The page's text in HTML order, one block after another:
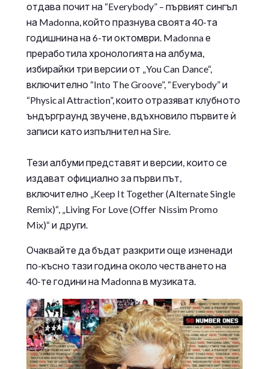
отдава почит на “Everybody” – първият сингъл
на Madonna, който празнува своята 40-та
годишнина на 6-ти октомври. Madonna е
преработила хронологията на албума,
избирайки три версии от „You Can Dance“,
включително “Into The Groove”, “Everybody” и
“Physical Attraction”, които отразяват клубното
ъндърграунд звучене, вдъхновило първите ѝ
записи като изпълнител на Sire.
Тези албуми представят и версии, които се
издават официално за първи път,
включително „Keep It Together (Alternate Single
Remix)“, „Living For Love (Offer Nissim Promo
Mix)“ и други.
Очаквайте да бъдат разкрити още изненади
по-късно тази година около честването на
40-те години на Madonna в музиката.